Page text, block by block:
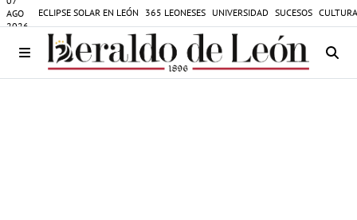
AGO
2026
ECLIPSE SOLAR EN LEÓN 365 LEONESES UNIVERSIDAD SUCESOS